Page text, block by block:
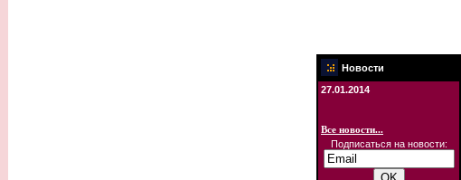
Новости
27.01.2014
Все новости...
Подписаться на новости: